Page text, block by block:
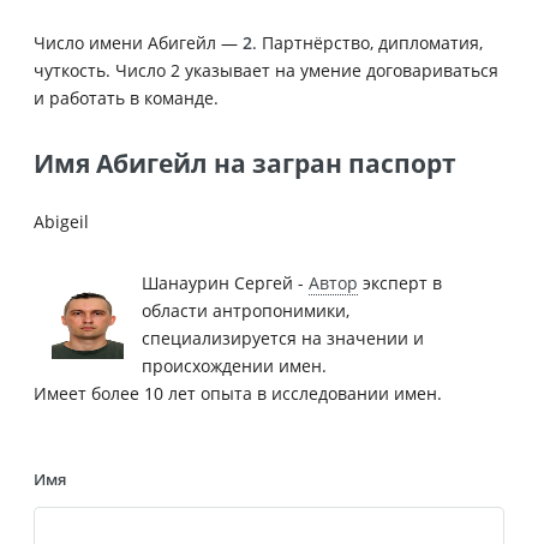
Число имени Абигейл — 2. Партнёрство, дипломатия,
чуткость. Число 2 указывает на умение договариваться
и работать в команде.
Имя Абигейл на загран паспорт
Abigeil
Шанаурин Сергей - Автор эксперт в
области антропонимики,
специализируется на значении и
происхождении имен.
Имеет более 10 лет опыта в исследовании имен.
Имя